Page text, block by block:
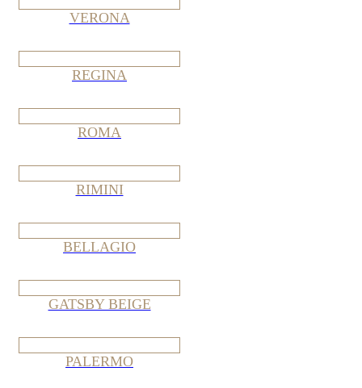
VERONA
REGINA
ROMA
RIMINI
BELLAGIO
GATSBY BEIGE
PALERMO